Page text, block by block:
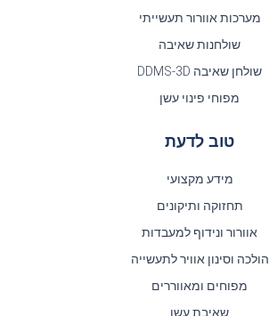
מערכות אוורור תעשייתי
שולחנות שאיבה
שולחן שאיבה DDMS-3D
מפוחי פינוי עשן
טוב לדעת
מידע מקצועי
תחזוקה ותיקונים
אוורור ונידוף למעבדות
הולכה וסינון אוויר לתעשייה
מפוחים ומאווררים
שאיבת עשן